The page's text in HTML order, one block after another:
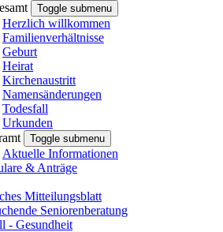
Toggle submenu
Herzlich willkommen
Familienverhältnisse
Geburt
Heirat
Kirchenaustritt
Namensänderungen
Todesfall
Urkunden
Toggle submenu
Aktuelle Informationen
& Anträge
Mitteilungsblatt
Seniorenberatung
- Gesundheit